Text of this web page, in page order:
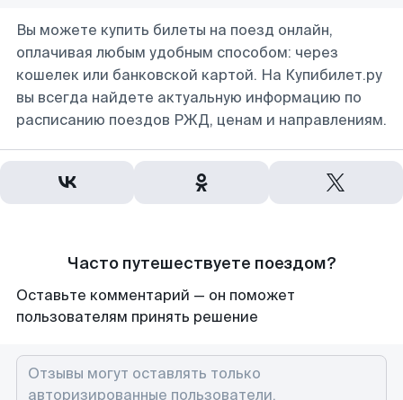
Вы можете купить билеты на поезд онлайн,
оплачивая любым удобным способом: через
кошелек или банковской картой. На Купибилет.ру
вы всегда найдете актуальную информацию по
расписанию поездов РЖД, ценам и направлениям.
Часто путешествуете поездом?
Оставьте комментарий — он поможет
пользователям принять решение